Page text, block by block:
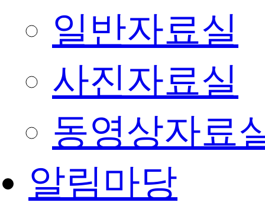
일반자료실
사진자료실
동영상자료
알림마당